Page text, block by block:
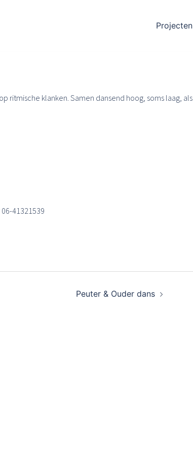
Projecten
ritmische klanken. Samen dansend hoog, soms laag, als
41321539
Peuter & Ouder dans